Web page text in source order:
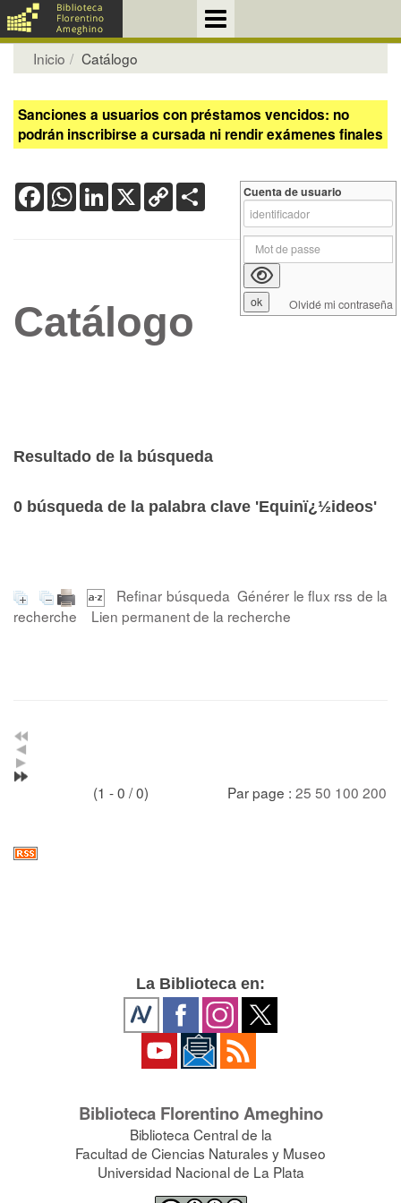
Inicio Catálogo
Sanciones a usuarios con préstamos vencidos: no
podrán inscribirse a cursada ni rendir exámenes finales
FacebookWhatsApp
LinkedIn
X Copy
Link
Catálogo
Resultado de la búsqueda
0 búsqueda de la palabra clave 'Equinï¿½ideos'
Refinar búsqueda Générer le flux rss de la
recherche
Lien permanent de la recherche
(1 - 0 / 0) Par page : 25 50 100 200
Cuenta de usuario
Olvidé mi contraseña
La Biblioteca en:
Biblioteca Florentino Ameghino
Biblioteca Central de la
Facultad de Ciencias Naturales y Museo
Universidad Nacional de La Plata